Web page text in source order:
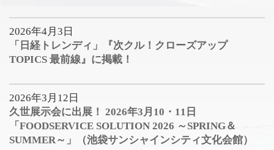
2026年4月3日
「日経トレンディ」『次クル！クローズアップ
TOPICS 最前線』に掲載！
2026年3月12日
久世展示会に出展！ 2026年3月10・11日
「FOODSERVICE SOLUTION 2026 ～SPRING＆
SUMMER～」（池袋サンシャインシティ文化会館）